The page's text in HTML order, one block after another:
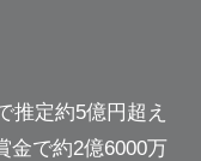
推定約5億円超え
金で約2億6000万